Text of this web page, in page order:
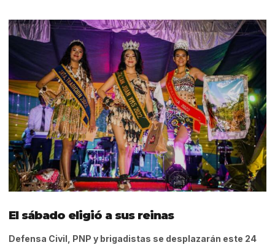
El sábado eligió a sus reinas
Defensa Civil, PNP y brigadistas se desplazarán este 24